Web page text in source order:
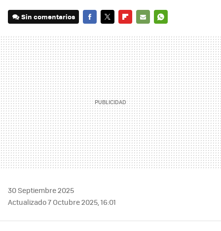
Sin comentarios
MAIL
30 Septiembre 2025
Actualizado 7 Octubre 2025, 16:01